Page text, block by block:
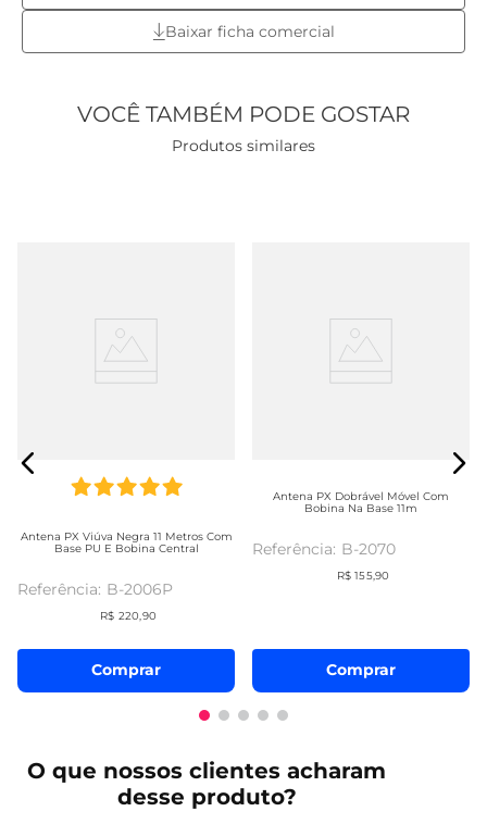
Baixar ficha comercial
VOCÊ TAMBÉM PODE GOSTAR
Produtos similares
Antena PX Viúva Negra 11 Metros Com
Base PU E Bobina Central
B-2006P
R$ 220,90
Comprar
Antena PX Dobrável Móvel Com
Bobina Na Base 11m
B-2070
R$ 155,90
Comprar
O que nossos clientes acharam
desse produto?